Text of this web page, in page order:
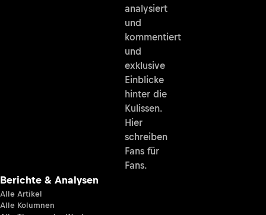
analysiert
und
kommentiert
und
exklusive
Einblicke
hinter die
Kulissen.
Hier
schreiben
Fans für
Fans.
Berichte & Analysen
Alle Artikel
Alle Kolumnen